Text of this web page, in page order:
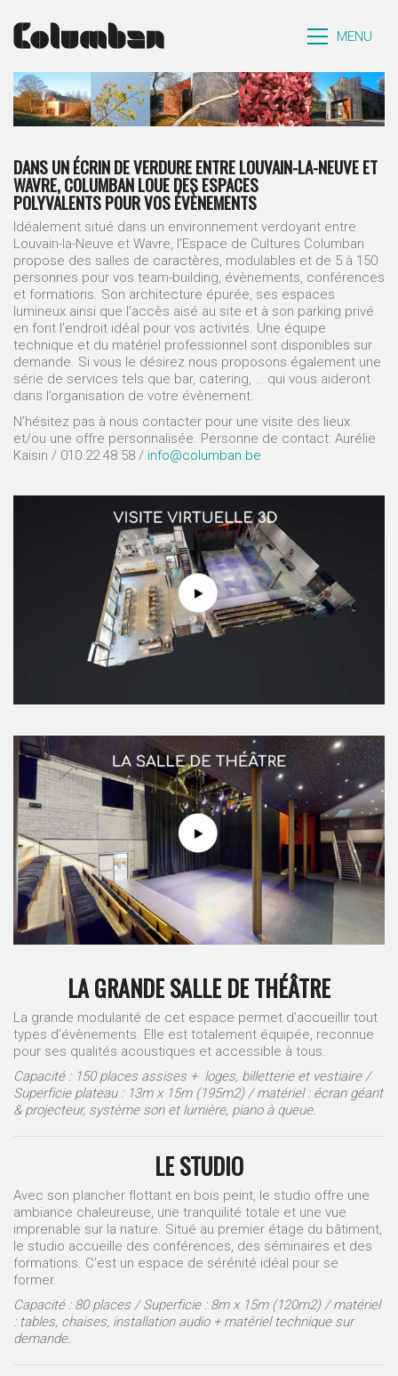
MENU
DANS UN ÉCRIN DE VERDUREENTRE LOUVAIN-LA-NEUVE ET
WAVRE,COLUMBAN LOUE DES ESPACES
POLYVALENTSPOUR VOS ÉVÈNEMENTS
Idéalement situé dans un environnement verdoyant entre
Louvain-la-Neuve et Wavre, l’Espace de Cultures Columban
propose des salles de caractères, modulables et de 5 à 150
personnes pour vos team-building, évènements, conférences
et formations. Son architecture épurée, ses espaces
lumineux ainsi que l’accès aisé au site et à son parking privé
en font l’endroit idéal pour vos activités. Une équipe
technique et du matériel professionnel sont disponibles sur
demande. Si vous le désirez nous proposons également une
série de services tels que bar, catering, … qui vous aideront
dans l’organisation de votre évènement.
N’hésitez pas à nous contacter pour une visite des lieux
et/ou une offre personnalisée. Personne de contact: Aurélie
Kaisin / 010 22 48 58 / info@columban.be
LA GRANDE SALLE DE THÉÂTRE
La grande modularité de cet espace permet d’accueillir tout
types d’évènements. Elle est totalement équipée, reconnue
pour ses qualités acoustiques et accessible à tous.
Capacité : 150 places assises + loges, billetterie et vestiaire /
Superficie plateau : 13m x 15m (195m2) / matériel : écran géant
& projecteur, système son et lumière, piano à queue.
LE STUDIO
Avec son plancher flottant en bois peint, le studio offre une
ambiance chaleureuse, une tranquilité totale et une vue
imprenable sur la nature. Situé au premier étage du bâtiment,
le studio accueille des conférences, des séminaires et des
formations. C’est un espace de sérénité idéal pour se
former.
Capacité : 80 places / Superficie : 8m x 15m (120m2) / matériel
: tables, chaises, installation audio + matériel technique sur
demande.